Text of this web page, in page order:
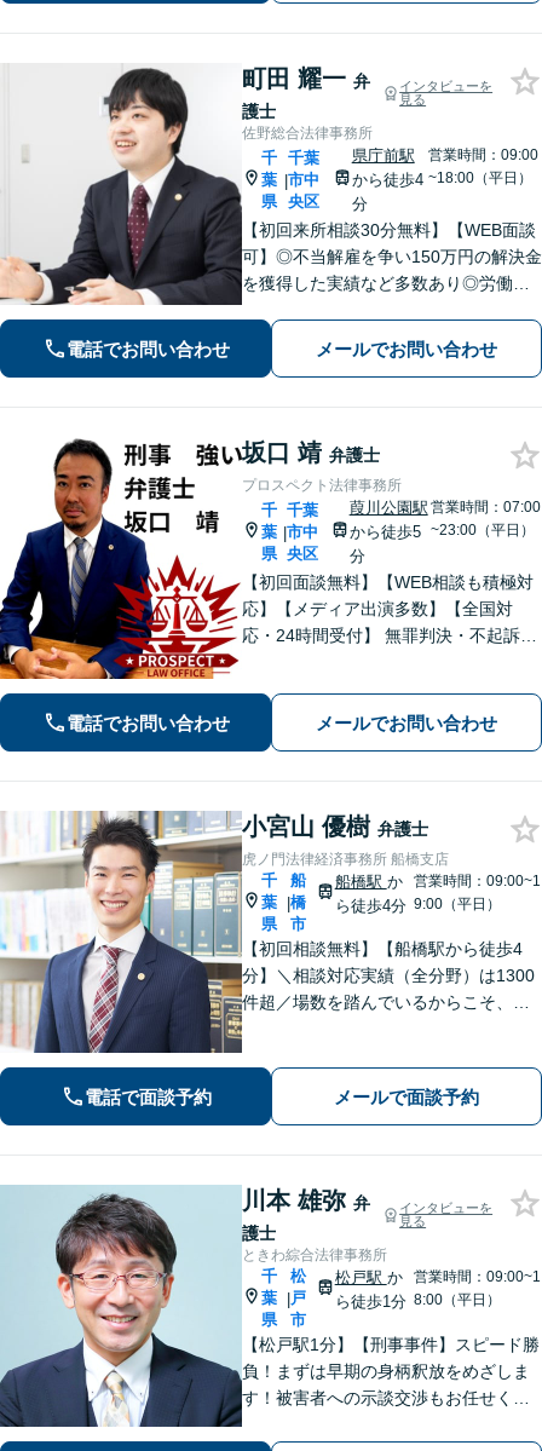
町田 耀一 弁
護士
インタビューを
見る
佐野総合法律事務所
千
葉
県
|
千葉
市中
央区
県庁前駅
から徒歩4
分
営業時間：09:00
~18:00（平日）
【初回来所相談30分無料】【WEB面談
可】◎不当解雇を争い150万円の解決金
を獲得した実績など多数あり◎労働、
件1件、真摯に向き合うことを大切に、
丁寧なリーガルサービスを提供。ぜひ
電話でお問い合わせ メールでお問い合わせ
坂口 靖 弁護士
プロスペクト法律事務所
千
葉
県
|
千葉
市中
央区
葭川公園駅
から徒歩5
分
営業時間：07:00
~23:00（平日）
【初回面談無料】【WEB相談も積極対
応】【メディア出演多数】【全国対
応・24時間受付】 無罪判決・不起訴多
結果へ。粘り強く、鋭く、そして迅速
に。明朗な料金体系で安心サポート。
電話でお問い合わせ メールでお問い合わせ
小宮山 優樹 弁護士
虎ノ門法律経済事務所 船橋支店
千
葉
県
|
船
橋
市
船橋駅 か
ら徒歩4分
営業時間：09:00~1
9:00（平日）
【初回相談無料】【船橋駅から徒歩4
分】＼相談対応実績（全分野）は1300
件超／場数を踏んでいるからこそ、相
ます。離婚問題・刑事事件・相続遺言
などでお悩みの方はお気軽にご相談く
電話で面談予約 メールで面談予約
川本 雄弥 弁
護士
インタビューを
見る
ときわ綜合法律事務所
千
葉
県
|
松
戸
市
松戸駅 か
ら徒歩1分
営業時間：09:00~1
8:00（平日）
【松戸駅1分】【刑事事件】スピード勝
負！まずは早期の身柄釈放をめざしま
す！被害者への示談交渉もお任せくだ